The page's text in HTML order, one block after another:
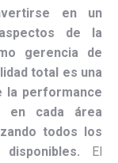
en un
de la
gerencia de
total es una
la performance
en cada área
todos los
El